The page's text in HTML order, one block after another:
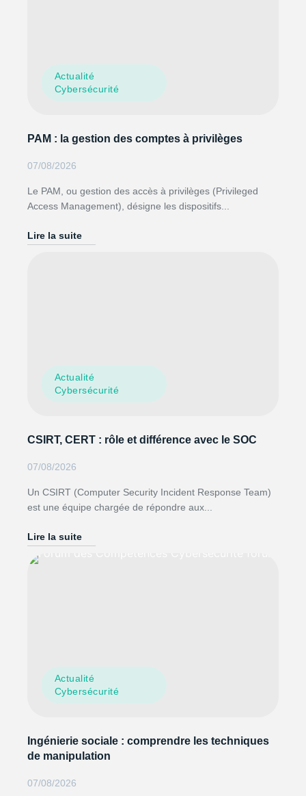
Actualité
Cybersécurité
PAM : la gestion des comptes à privilèges
07/08/2026
Le PAM, ou gestion des accès à privilèges (Privileged
Access Management), désigne les dispositifs...
Lire la suite
Actualité
Cybersécurité
CSIRT, CERT : rôle et différence avec le SOC
07/08/2026
Un CSIRT (Computer Security Incident Response Team)
est une équipe chargée de répondre aux...
Lire la suite
Actualité
Cybersécurité
Ingénierie sociale : comprendre les techniques
de manipulation
07/08/2026